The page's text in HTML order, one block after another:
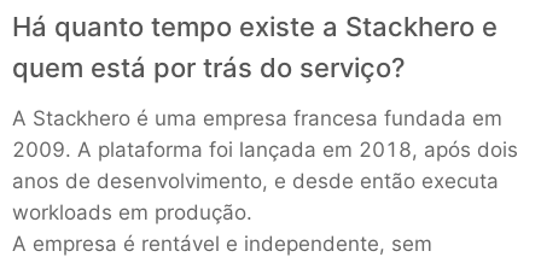
Há quanto tempo existe a Stackhero e
quem está por trás do serviço?
A Stackhero é uma empresa francesa fundada em
2009. A plataforma foi lançada em 2018, após dois
anos de desenvolvimento, e desde então executa
workloads em produção.
A empresa é rentável e independente, sem